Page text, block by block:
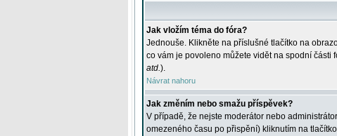
Jak vložím téma do fóra?
Jednouše. Klikněte na příslušné tlačítko na
co vám je povoleno můžete vidět na spodní části
atd.).
Návrat nahoru
Jak změním nebo smažu příspěvek?
V případě, že nejste moderátor nebo
omezeného času po přispění) kliknutím na tlačítko